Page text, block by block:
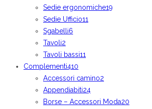
Sedie ergonomiche19
Sedie Ufficio11
Sgabelli6
Tavoli2
Tavoli bassi11
Complementi410
Accessori camino2
Appendiabiti24
Borse – Accessori Moda20